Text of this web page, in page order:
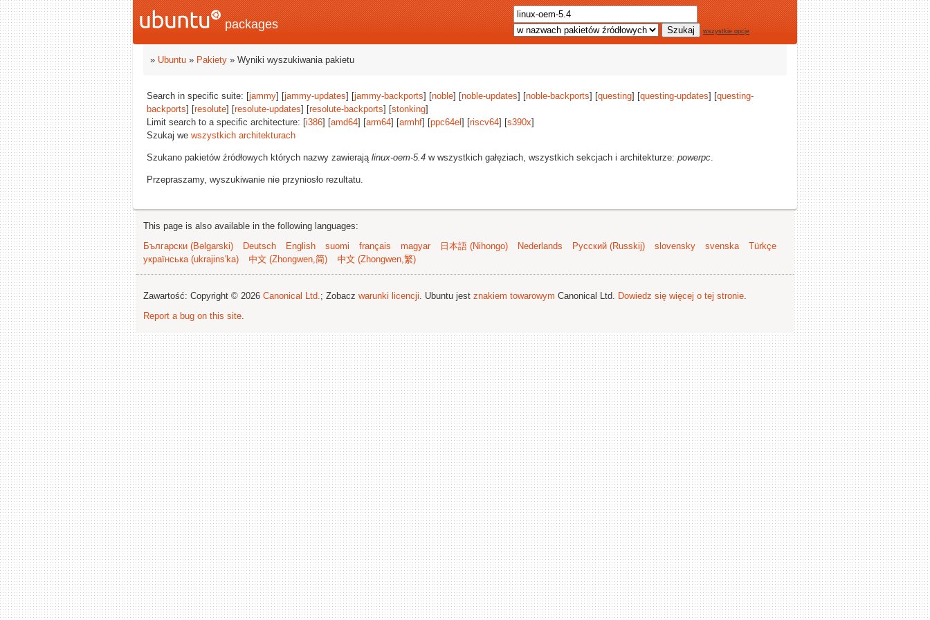
packages wszystkie opcje
» Ubuntu » Pakiety » Wyniki wyszukiwania pakietu
Search in specific suite: [jammy] [jammy-updates] [jammy-backports] [noble] [noble-updates] [noble-backports] [questing] [questing-updates] [questing-
backports] [resolute] [resolute-updates] [resolute-backports] [stonking]
Limit search to a specific architecture: [i386] [amd64] [arm64] [armhf] [ppc64el ] [riscv64] [s390x]
Szukaj we wszystkich architekturach
Szukano pakietów źródłowych których nazwy zawierają linux-oem-5.4 w wszystkich gałęziach, wszystkich sekcjach i architekturze: powerpc.
Przepraszamy, wyszukiwanie nie przyniosło rezultatu.
This page is also available in the following languages:
Български (Bəlgarski)
Deutsch English suomi français magyar 日本語 (Nihongo) Nederlands Русский (Russkij) slovensky svenska
Türkçe
українська (ukrajins'ka)
中文 (Zhongwen,简) 中文 (Zhongwen,繁)
Zawartość: Copyright © 2026 Canonical Ltd.; Zobacz warunki licencji. Ubuntu jest znakiem towarowym Canonical Ltd. Dowiedz się więcej o tej stronie.
Report a bug on this site.